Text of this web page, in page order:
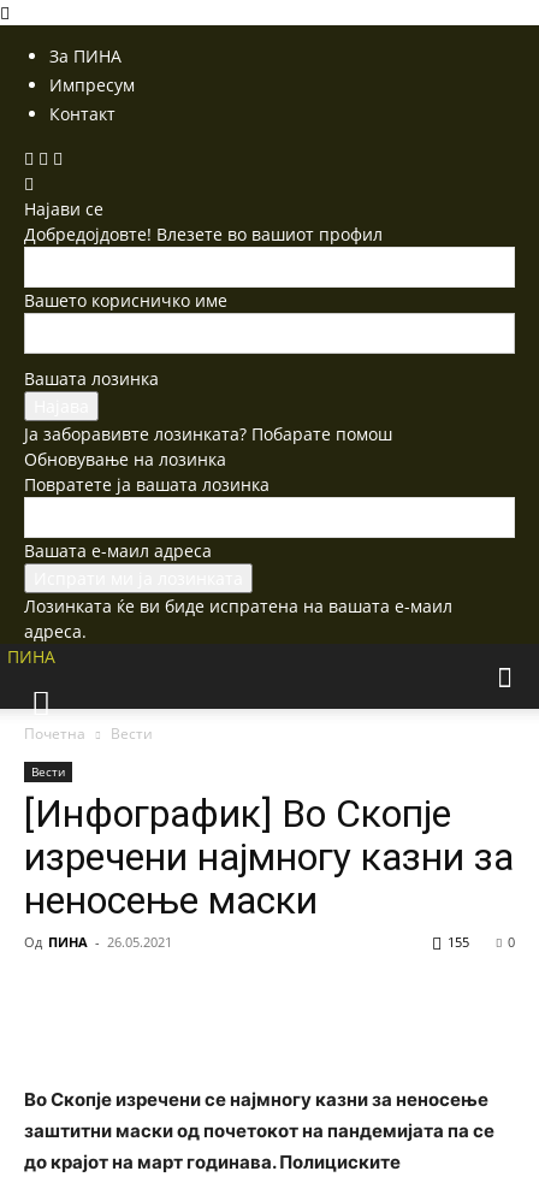
За ПИНА
Импресум
Контакт
Најави се
Добредојдовте! Влезете во вашиот профил
Вашето корисничко име
Вашата лозинка
Ја заборавивте лозинката? Побарате помош
Обновување на лозинка
Повратете ја вашата лозинка
Вашата е-маил адреса
Лозинката ќе ви биде испратена на вашата е-маил
адреса.
ПИНА
Почетна Вести
Вести
[Инфографик] Во Скопје
изречени најмногу казни за
неносење маски
Од ПИНА - 26.05.2021 0
155
Во Скопје изречени се најмногу казни за неносење
заштитни маски од почетокот на пандемијата па се
до крајот на март годинава. Полициските